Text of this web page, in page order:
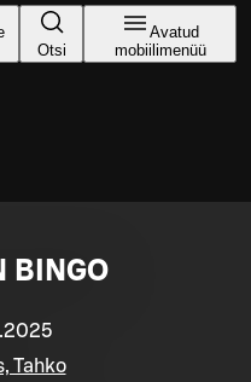
Otsi
Avatud
mobiilimenüü
BINGO
Tahko